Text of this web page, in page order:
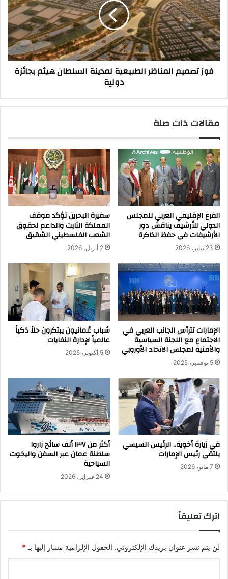
الطبيعية
لمدينة
السلطان
هيثم
بجائزة
دولية
فوز تصميم المناظر الطبيعية لمدينة السلطان هيثم بجائزة
دولية
مقالات ذات صلة
الفرع الإقليمي العربي للمجلس
الدولي للأرشيف يناقش دور
الأرشيفات في حفظ الذاكرة
23 يناير، 2026
سفيرة البحرين تؤكد موقف
المملكة الثابت والداعم لحقوق
الشعب الفلسطيني الشقيق
2 أبريل، 2026
الإمارات تترأس الجانب العربي في
الاجتماع مع اللجنة السياسية
والأمنية لمجلس الاتحاد الأوروبي
5 نوفمبر، 2025
شباب عُمانيون يبتكرون حلاً ذكياً
عالمياً لإدارة النفايات
5 أكتوبر، 2025
في زيارة أخوية.. الرئيس السيسي
يلتقي رئيس الإمارات
7 مايو، 2026
أكثر من ١٣٧ ألف سائح زاروا
سلطنة عمان عبر السفن واليخوت
السياحية
24 فبراير، 2026
اترك تعليقاً
لن يتم نشر عنوان بريدك الإلكتروني. الحقول الإلزامية مشار إليها بـ *